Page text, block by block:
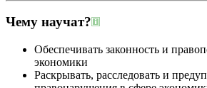
Чему научат?
Обеспечивать законность и
экономики
Раскрывать, расследовать и